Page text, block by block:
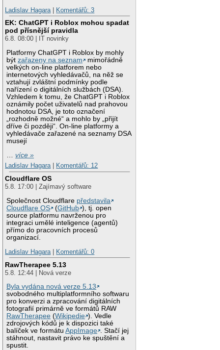
Ladislav Hagara
Komentářů: 3
EK: ChatGPT i Roblox mohou spadat
pod přísnější pravidla
6.8. 08:00 | IT novinky
Platformy ChatGPT i Roblox by mohly
býtzařazeny na seznam
mimořádně
velkých on-line platforem nebo
internetových vyhledávačů, na něž se
vztahují zvláštní podmínky podle
nařízení o digitálních službách (DSA).
Vzhledem k tomu, že ChatGPT i Roblox
oznámily počet uživatelů nad prahovou
hodnotou DSA, je toto označení
„rozhodně možné“ a mohlo by „přijít
dříve či později“. On-line platformy a
vyhledávače zařazené na seznamy DSA
musejí
…více »
Ladislav Hagara| Komentářů: 12
Cloudflare OS
5.8. 17:00 | Zajímavý software
Společnost Cloudflare představila
Cloudflare OS
(GitHub ), tj. open
source platformu navrženou pro
integraci umělé inteligence (agentů)
přímo do pracovních procesů
organizací.
Ladislav Hagara| Komentářů: 0
RawTherapee 5.13
5.8. 12:44 | Nová verze
Byla vydána nová verze 5.13
svobodného multiplatformního softwaru
pro konverzi a zpracování digitálních
fotografií primárně ve formátů RAW
RawTherapee (Wikipedie ). Vedle
zdrojových kódů je k dispozici také
balíček ve formátuAppImage . Stačí jej
stáhnout, nastavit právo ke spuštění a
spustit.